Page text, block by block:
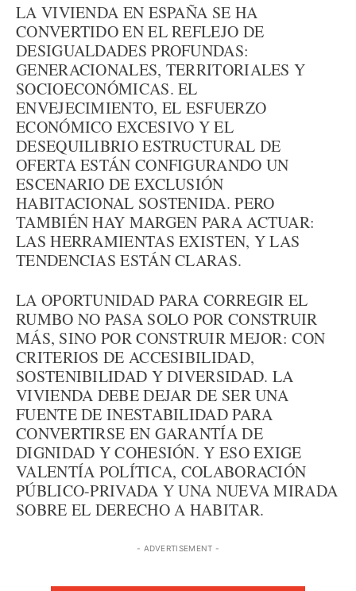
LA VIVIENDA EN ESPAÑA SE HA
CONVERTIDO EN EL REFLEJO DE
DESIGUALDADES PROFUNDAS:
GENERACIONALES, TERRITORIALES Y
SOCIOECONÓMICAS. EL
ENVEJECIMIENTO, EL ESFUERZO
ECONÓMICO EXCESIVO Y EL
DESEQUILIBRIO ESTRUCTURAL DE
OFERTA ESTÁN CONFIGURANDO UN
ESCENARIO DE EXCLUSIÓN
HABITACIONAL SOSTENIDA. PERO
TAMBIÉN HAY MARGEN PARA ACTUAR:
LAS HERRAMIENTAS EXISTEN, Y LAS
TENDENCIAS ESTÁN CLARAS.
LA OPORTUNIDAD PARA CORREGIR EL
RUMBO NO PASA SOLO POR CONSTRUIR
MÁS, SINO POR CONSTRUIR MEJOR: CON
CRITERIOS DE ACCESIBILIDAD,
SOSTENIBILIDAD Y DIVERSIDAD. LA
VIVIENDA DEBE DEJAR DE SER UNA
FUENTE DE INESTABILIDAD PARA
CONVERTIRSE EN GARANTÍA DE
DIGNIDAD Y COHESIÓN. Y ESO EXIGE
VALENTÍA POLÍTICA, COLABORACIÓN
PÚBLICO-PRIVADA Y UNA NUEVA MIRADA
SOBRE EL DERECHO A HABITAR.
- ADVERTISEMENT -